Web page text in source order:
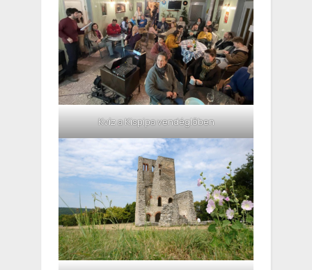
Kvíz a Kispipa vendéglőben